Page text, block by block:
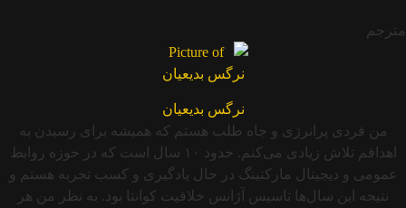
مترجم
نرگس بدیعیان
من فردی پرانرژی و جاه طلب هستم که همیشه برای رسیدن به
اهدافم تلاش زیادی می‌کنم. حدود ۱۰ سال است که در حوزه روابط
عمومی و دیجیتال مارکتینگ در حال یادگیری و کسب تجربه هستم و
نتیجه این سال‌ها تاسیس آژانس خلاقیت کوانتا بود. به نظر من هر